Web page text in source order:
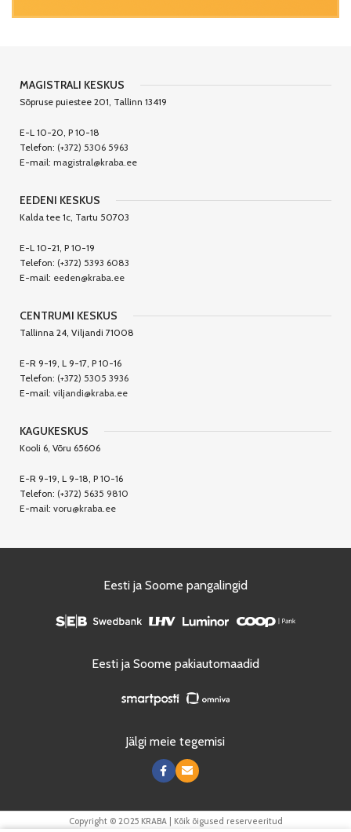
MAGISTRALI KESKUS
Sõpruse puiestee 201, Tallinn 13419
E-L 10-20, P 10-18
Telefon: (+372) 5306 5963
E-mail: magistral@kraba.ee
EEDENI KESKUS
Kalda tee 1c, Tartu 50703
E-L 10-21, P 10-19
Telefon: (+372) 5393 6083
E-mail: eeden@kraba.ee
CENTRUMI KESKUS
Tallinna 24, Viljandi 71008
E-R 9-19, L 9-17, P 10-16
Telefon: (+372) 5305 3936
E-mail: viljandi@kraba.ee
KAGUKESKUS
Kooli 6, Võru 65606
E-R 9-19, L 9-18, P 10-16
Telefon: (+372) 5635 9810
E-mail: voru@kraba.ee
Eesti ja Soome pangalingid
Eesti ja Soome pakiautomaadid
Jälgi meie tegemisi
Copyright © 2025 KRABA | Kõik õigused reserveeritud